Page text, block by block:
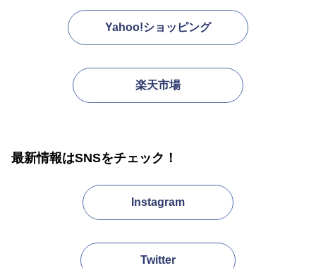
Yahoo!ショッピング
楽天市場
最新情報はSNSをチェック！
Instagram
Twitter